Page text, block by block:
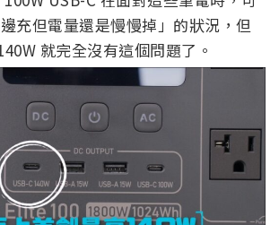
充但電量還是慢慢掉」的狀況，但
就完全沒有這個問題了。